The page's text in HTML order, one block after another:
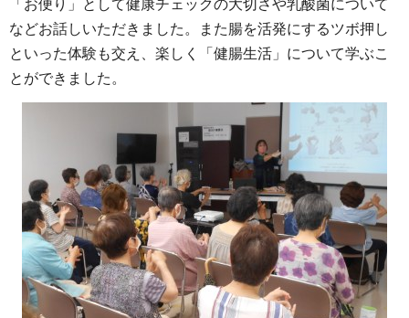
「お便り」として健康チェックの大切さや乳酸菌について
などお話しいただきました。また腸を活発にするツボ押し
といった体験も交え、楽しく「健腸生活」について学ぶこ
とができました。